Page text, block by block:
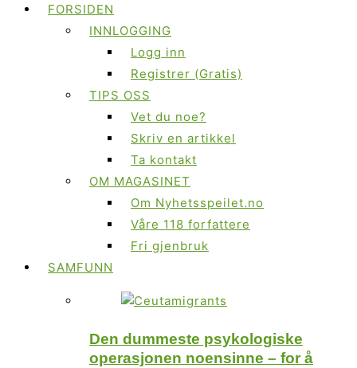
FORSIDEN
INNLOGGING
Logg inn
Registrer (Gratis)
TIPS OSS
Vet du noe?
Skriv en artikkel
Ta kontakt
OM MAGASINET
Om Nyhetsspeilet.no
Våre 118 forfattere
Fri gjenbruk
SAMFUNN
Den dummeste psykologiske
operasjonen noensinne – for å